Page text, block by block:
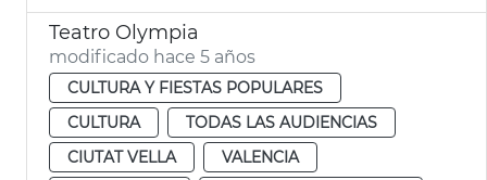
Teatro Olympia
modificado hace 5 años
CULTURA Y FIESTAS POPULARES
CULTURA
TODAS LAS AUDIENCIAS
CIUTAT VELLA
VALENCIA